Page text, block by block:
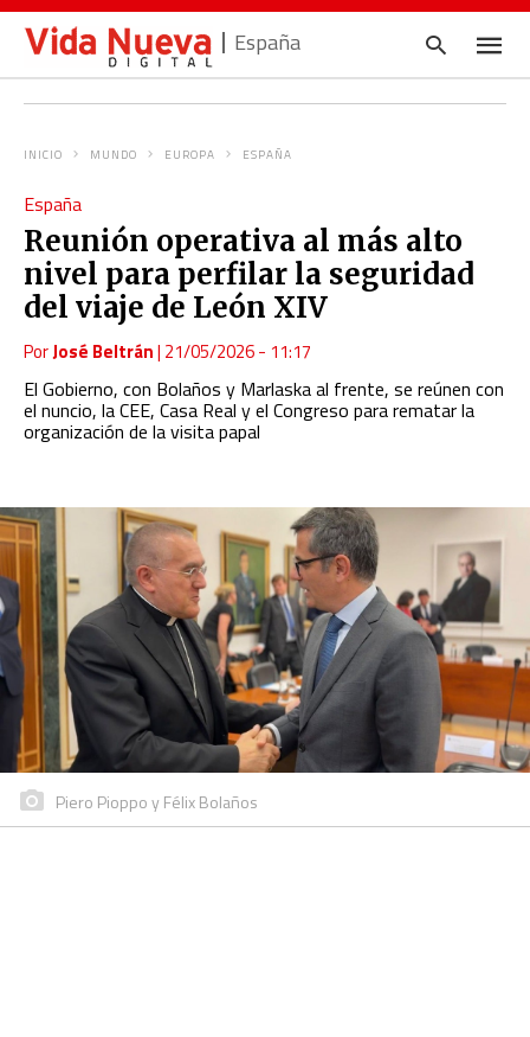
España
INICIO MUNDO EUROPA ESPAÑA
España
Reunión operativa al más alto
nivel para perfilar la seguridad
del viaje de León XIV
PorJosé Beltrán| 21/05/2026 - 11:17
El Gobierno, con Bolaños y Marlaska al frente, se reúnen con
el nuncio, la CEE, Casa Real y el Congreso para rematar la
organización de la visita papal
Piero Pioppo y Félix Bolaños